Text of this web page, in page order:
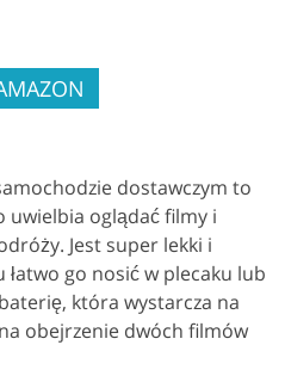
dostawczym to
uwielbia oglądać filmy i
Jest super lekki i
go nosić w plecaku lub
która wystarcza na
obejrzenie dwóch filmów